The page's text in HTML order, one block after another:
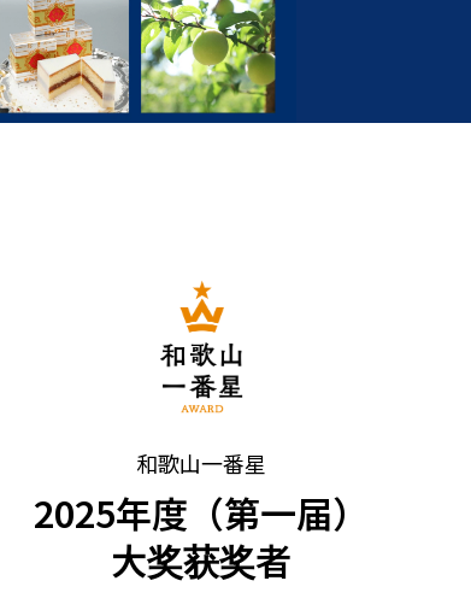
和歌山一番星
2025年度（第一届）
大奖获奖者